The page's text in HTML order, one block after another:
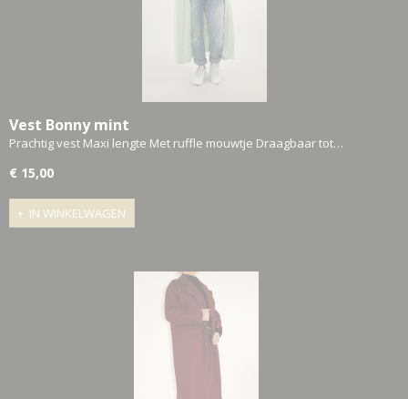
Vest Bonny mint
Prachtig vest Maxi lengte Met ruffle mouwtje Draagbaar tot…
€ 15,00
IN WINKELWAGEN